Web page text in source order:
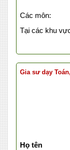
Các môn:
Tại các khu
Gia sư dạy
Họ tên